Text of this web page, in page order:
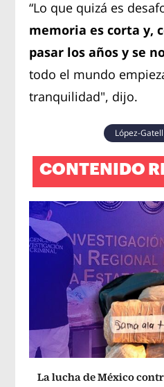
“Lo que quizá es
memoria es corta y,
pasar los años y se
todo el mundo
tranquilidad", dijo.
López-Gatell
CONTENIDO
La lucha de México